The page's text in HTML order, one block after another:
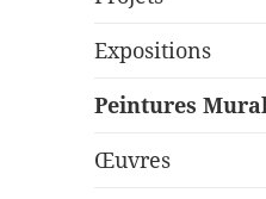
Expositions
Peintures
Œuvres